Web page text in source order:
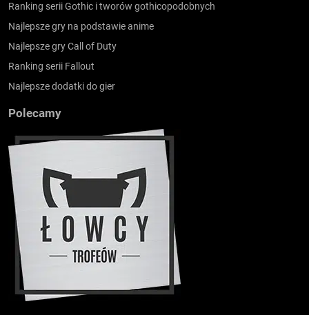
Ranking serii Gothic i tworów gothicopodobnych
Najlepsze gry na podstawie anime
Najlepsze gry Call of Duty
Ranking serii Fallout
Najlepsze dodatki do gier
Polecamy